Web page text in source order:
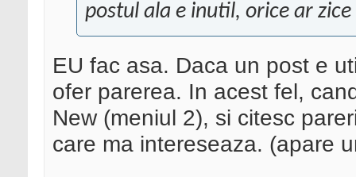
postul ala e inutil, orice ar
EU fac asa. Daca un post e
ofer parerea. In acest fel,
New (meniul 2), si citesc
care ma intereseaza. (apare